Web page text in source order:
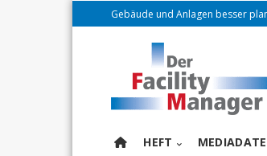
Gebäude und Anlagen besser
HEFT